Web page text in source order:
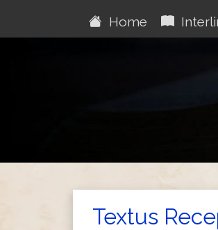
Home
Textus